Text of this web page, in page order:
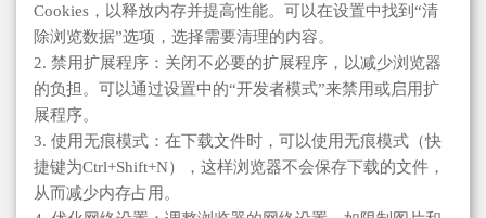
Cookies，以释放内存并提高性能。可以在设置中找到“清
除浏览数据”选项，选择需要清理的内容。
2. 禁用扩展程序：关闭不必要的扩展程序，以减少浏览器
的负担。可以通过设置中的“开发者模式”来禁用或启用扩
展程序。
3. 使用无痕模式：在下载文件时，可以使用无痕模式（快
捷键为Ctrl+Shift+N），这样浏览器不会保存下载的文件，
从而减少内存占用。